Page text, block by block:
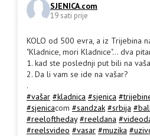
SJENICA.com
19 sati prije
KOLO od 500 evra, a iz Trijebina
"Kladnice, mori Kladnice"... dva
1. kad ste poslednji put bili na
2. Da li vam se ide na vašar?
.
#vašar #kladnica #sjenica
#sjenicacom #sandzak #srbija
#reeloftheday #reeldana
#reelsvideo #vasar #muzika